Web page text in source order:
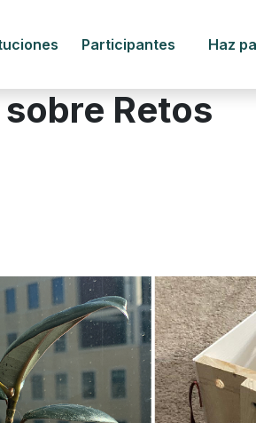
Participantes Haz
Retos